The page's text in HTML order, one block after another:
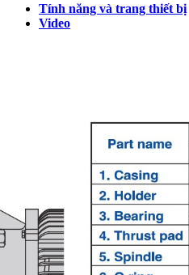
Tính năng và trang thiết bị
Video